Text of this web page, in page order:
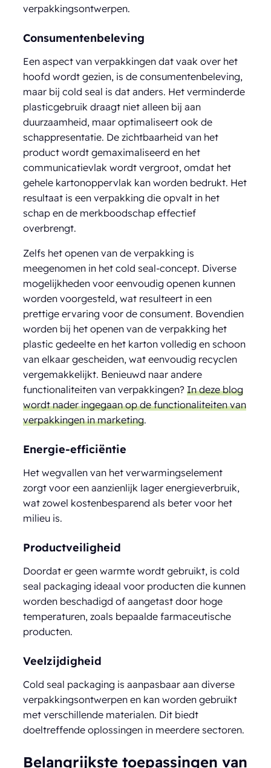
verpakkingsontwerpen.
Consumentenbeleving
Een aspect van verpakkingen dat vaak over het
hoofd wordt gezien, is de consumentenbeleving,
maar bij cold seal is dat anders. Het verminderde
plasticgebruik draagt niet alleen bij aan
duurzaamheid, maar optimaliseert ook de
schappresentatie. De zichtbaarheid van het
product wordt gemaximaliseerd en het
communicatievlak wordt vergroot, omdat het
gehele kartonoppervlak kan worden bedrukt. Het
resultaat is een verpakking die opvalt in het
schap en de merkboodschap effectief
overbrengt.
Zelfs het openen van de verpakking is
meegenomen in het cold seal-concept. Diverse
mogelijkheden voor eenvoudig openen kunnen
worden voorgesteld, wat resulteert in een
prettige ervaring voor de consument. Bovendien
worden bij het openen van de verpakking het
plastic gedeelte en het karton volledig en schoon
van elkaar gescheiden, wat eenvoudig recyclen
vergemakkelijkt. Benieuwd naar andere
functionaliteiten van verpakkingen?In deze blog
wordt nader ingegaan op de functionaliteiten van
verpakkingen in marketing.
Energie-efficiëntie
Het wegvallen van het verwarmingselement
zorgt voor een aanzienlijk lager energieverbruik,
wat zowel kostenbesparend als beter voor het
milieu is.
Productveiligheid
Doordat er geen warmte wordt gebruikt, is cold
seal packaging ideaal voor producten die kunnen
worden beschadigd of aangetast door hoge
temperaturen, zoals bepaalde farmaceutische
producten.
Veelzijdigheid
Cold seal packaging is aanpasbaar aan diverse
verpakkingsontwerpen en kan worden gebruikt
met verschillende materialen. Dit biedt
doeltreffende oplossingen in meerdere sectoren.
Belangrijkste toepassingen van